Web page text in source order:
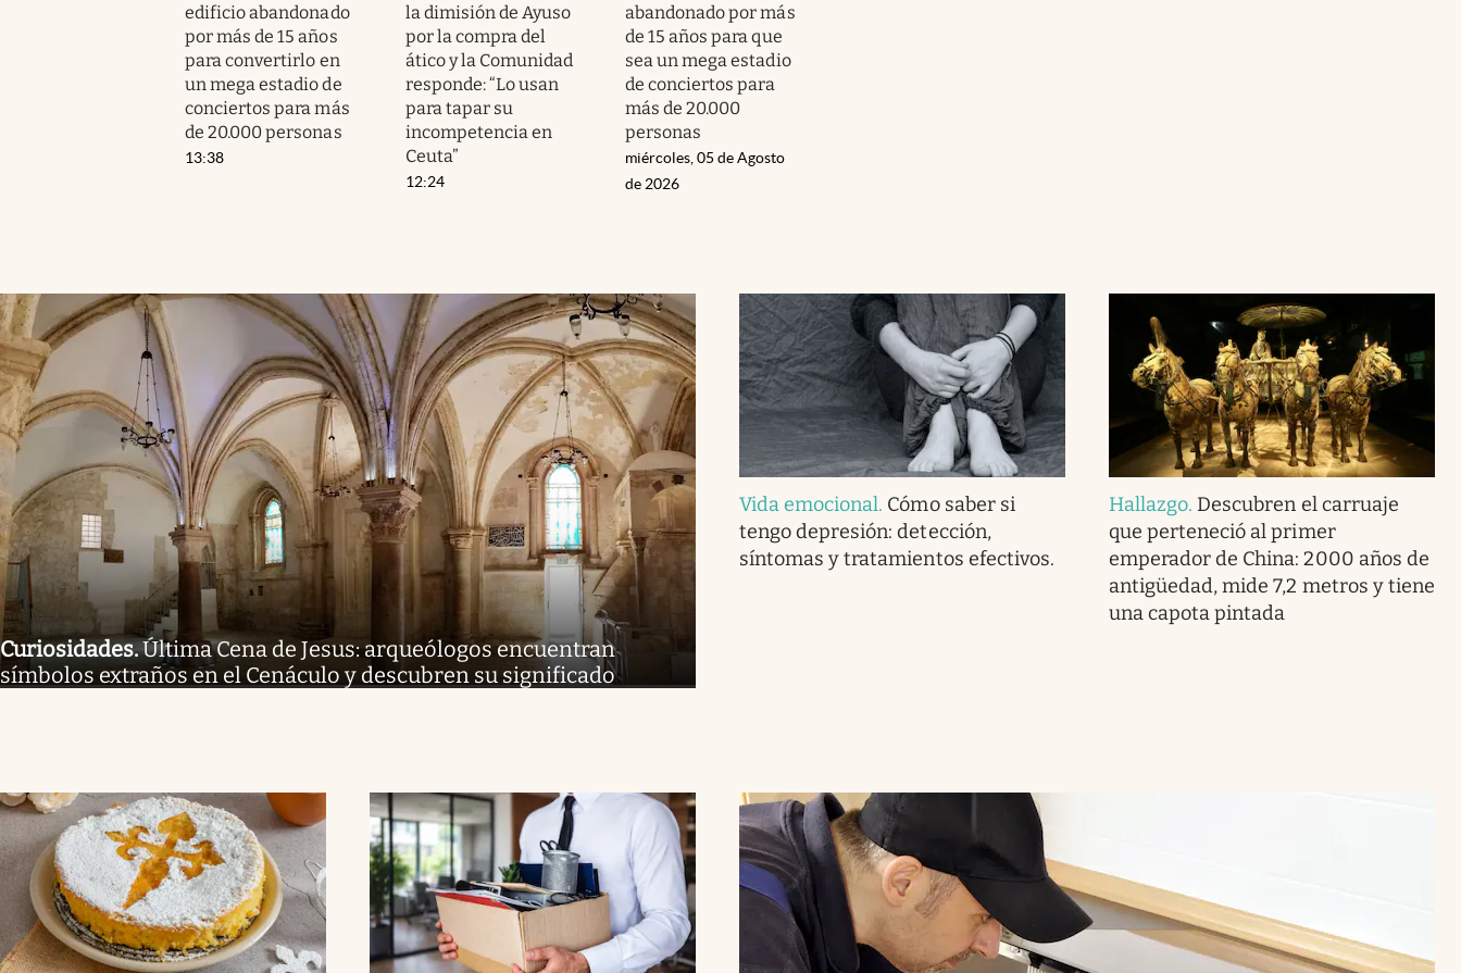
edificio abandonado
por más de 15 años
para convertirlo en
un mega estadio de
conciertos para más
de 20.000 personas
13:38
la dimisión de Ayuso
por la compra del
ático y la Comunidad
responde: “Lo usan
para tapar su
incompetencia en
Ceuta”
12:24
abandonado por más
de 15 años para que
sea un mega estadio
de conciertos para
más de 20.000
personas
miércoles, 05 de Agosto
de 2026
Curiosidades.Última Cena de Jesus: arqueólogos encuentran
símbolos extraños en el Cenáculo y descubren su significado
Vida emocional. Cómo saber si
tengo depresión: detección,
síntomas y tratamientos efectivos.
Hallazgo. Descubren el carruaje
que perteneció al primer
emperador de China: 2000 años de
antigüedad, mide 7,2 metros y tiene
una capota pintada